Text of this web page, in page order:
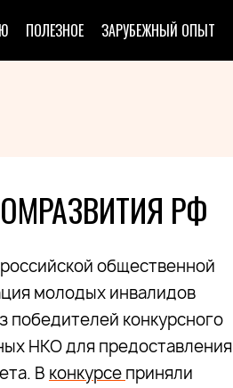
ПОЛЕЗНОЕ ЗАРУБЕЖНЫЙ ОПЫТ
РФ
общественной
молодых инвалидов
победителей конкурсного
НКО для предоставления
В конкурсе приняли